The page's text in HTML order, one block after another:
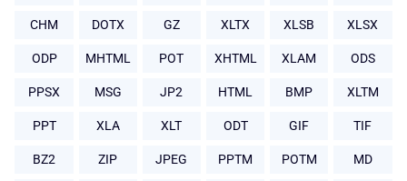
CHM DOTX GZ XLTX XLSB XLSX
ODP MHTML POT XHTML XLAM ODS
PPSX MSG JP2 HTML BMP XLTM
PPT XLA XLT ODT GIF TIF
BZ2 ZIP JPEG PPTM POTM MD